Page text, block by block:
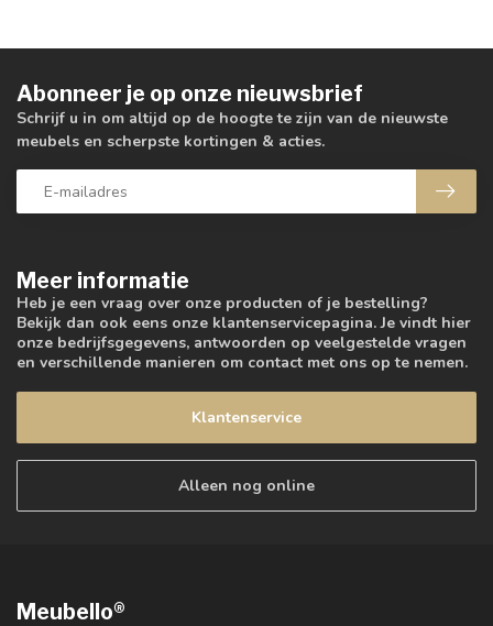
Meer informatie
Heb je een vraag over onze producten of je bestelling?
Bekijk dan ook eens onze klantenservicepagina. Je vindt hier
onze bedrijfsgegevens, antwoorden op veelgestelde vragen
en verschillende manieren om contact met ons op te nemen.
Klantenservice
Alleen nog online
Abonneer je op onze nieuwsbrief
Schrijf u in om altijd op de hoogte te zijn van de nieuwste
meubels en scherpste kortingen & acties.
Meubello®